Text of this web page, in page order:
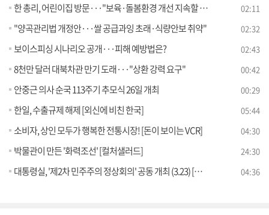
한 총리, 어린이집 방문···"보육·돌봄환경 개선 지속할 것" 02:11
"양곡관리법 개정안···쌀 공급과잉 초래·식량안보 취약" 02:32
보이스피싱 시나리오 공개···피해 예방법은? 02:43
8천만 달러 대북차관 만기 도래···"상환 강력 요구" 00:42
안중근 의사 순국 113주기 추모식 26일 개최 00:29
한일, 수출규제 해제 [외신에 비친 한국] 05:44
소비자, 상인 모두가 행복한 전통시장! [돈이 보이는 VCR] 04:30
박물관이 만든 '화력조선' [컬처샐러드] 24:30
대통령실, '제2차 민주주의 정상회의' 공동 개최 (3.23) [브리핑 인사이트] 04:36